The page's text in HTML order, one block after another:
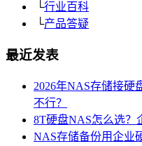
└行业百科
└产品答疑
最近发表
2026年NAS存储接硬
不行？
8T硬盘NAS怎么选？
NAS存储备份用企业